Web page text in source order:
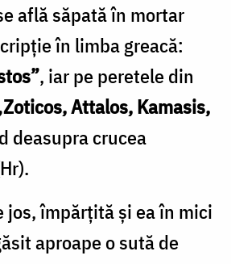
află săpată în mortar
în limba greacă:
, iar pe peretele din
Attalos, Kamasis,
deasupra crucea
jos, împărţită şi ea în mici
aproape o sută de